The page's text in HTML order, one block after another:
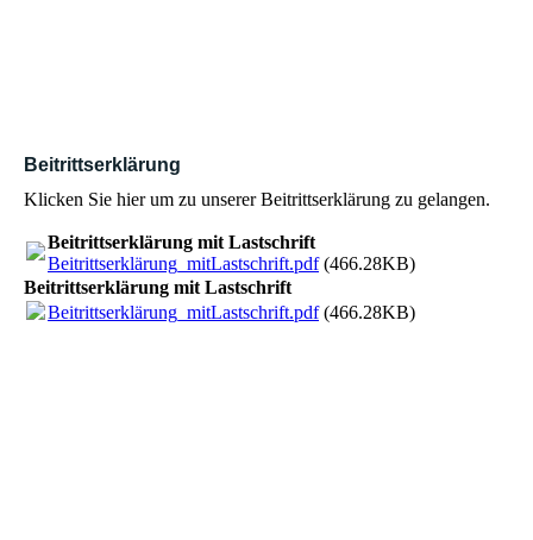
Beitrittserklärung
Klicken Sie hier um zu unserer Beitrittserklärung zu gelangen.
Beitrittserklärung mit Lastschrift
Beitrittserklärung_mitLastschrift.pdf(466.28KB)
Beitrittserklärung mit Lastschrift
Beitrittserklärung_mitLastschrift.pdf(466.28KB)